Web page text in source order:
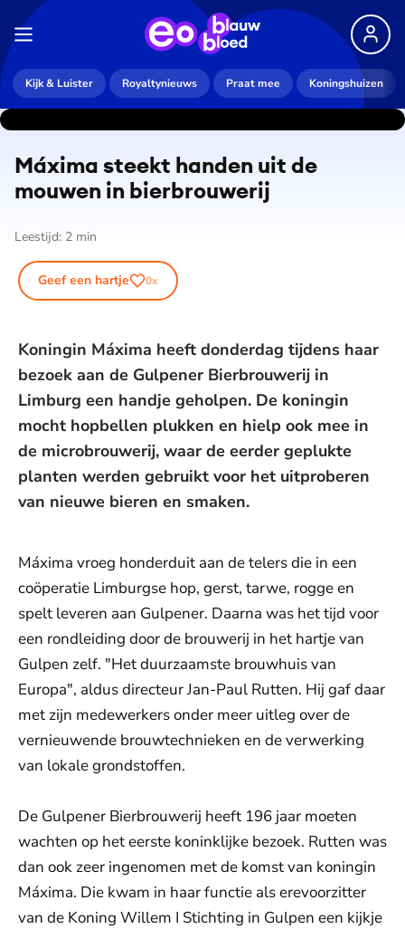
Kijk & Luister Royaltynieuws Praat mee Koningshuizen
Máxima steekt handen uit de
mouwen in bier­brou­we­rij
Leestijd: 2 min
Geef een hartje 0x
Koningin Máxima heeft donderdag tijdens haar
bezoek aan de Gulpener Bierbrouwerij in
Limburg een handje geholpen. De koningin
mocht hopbellen plukken en hielp ook mee in
de microbrouwerij, waar de eerder geplukte
planten werden gebruikt voor het uitproberen
van nieuwe bieren en smaken.
Máxima vroeg honderduit aan de telers die in een
coöperatie Limburgse hop, gerst, tarwe, rogge en
spelt leveren aan Gulpener. Daarna was het tijd voor
een rondleiding door de brouwerij in het hartje van
Gulpen zelf. "Het duurzaamste brouwhuis van
Europa", aldus directeur Jan-Paul Rutten. Hij gaf daar
met zijn medewerkers onder meer uitleg over de
vernieuwende brouwtechnieken en de verwerking
van lokale grondstoffen.
De Gulpener Bierbrouwerij heeft 196 jaar moeten
wachten op het eerste koninklijke bezoek. Rutten was
dan ook zeer ingenomen met de komst van koningin
Máxima. Die kwam in haar functie als erevoorzitter
van de Koning Willem I Stichting in Gulpen een kijkje